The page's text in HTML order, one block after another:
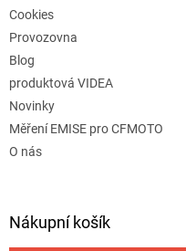
Cookies
Provozovna
Blog
produktová VIDEA
Novinky
Měření EMISE pro CFMOTO
O nás
Nákupní košík